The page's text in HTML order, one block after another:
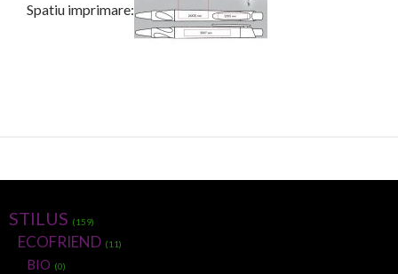
Spatiu imprimare:
STILUS (159)
ECOFRIEND (11)
BIO (0)